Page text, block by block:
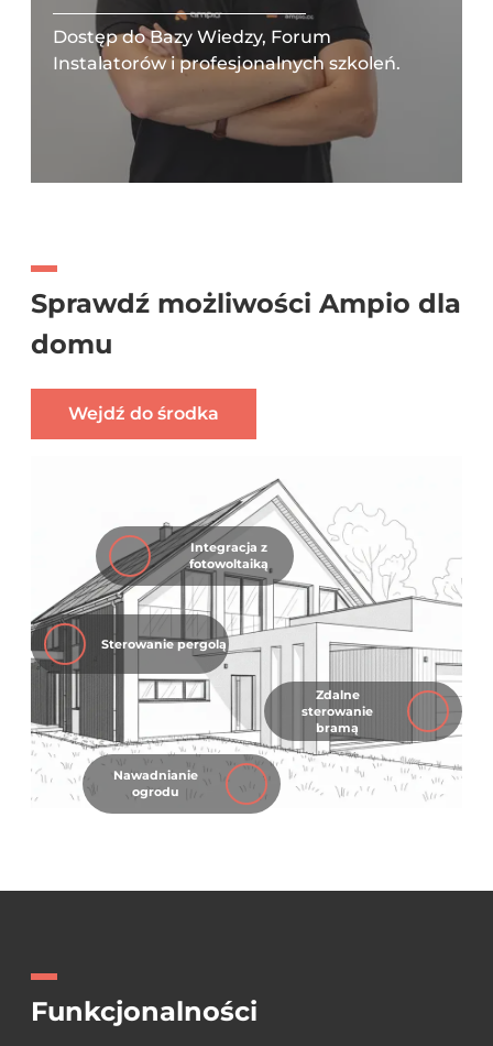
Dostęp do Bazy Wiedzy, Forum
Instalatorów i profesjonalnych szkoleń.
Sprawdź możliwości Ampio dla
domu
Wejdź do środka
Integracja z
fotowoltaiką
Sterowanie pergolą
Zdalne
sterowanie
bramą
Nawadnianie
ogrodu
Funkcjonalności